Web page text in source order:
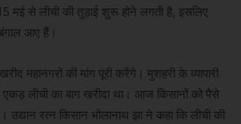
मई से लीची की तुड़ाई शुरू होने लगती है, इसलिए
आए हैं।
महानगरों की मांग पूरी करेंगे। मुशहरी के व्यापारी
एकड़ लीची का बाग खरीदा था। आज किसानों को पैसे
उद्यान रत्न किसान भोलानाथ झा ने कहा कि लीची की